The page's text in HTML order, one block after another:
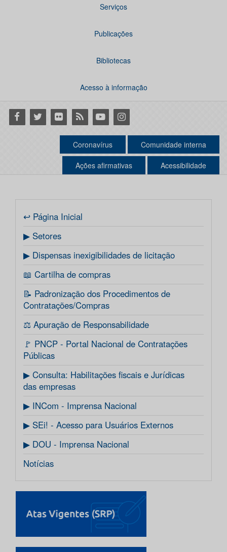
Serviços
Publicações
Bibliotecas
Acesso à informação
Facebook
Twitter Flickr RSS YoutubeInstagram
Coronavírus Comunidade interna
Ações afirmativas Acessibilidade
↩ Página Inicial
▶ Setores
▶ Dispensas inexigibilidades de licitação
📖 Cartilha de compras
📝 Padronização dos Procedimentos de
Contratações/Compras
⚖️ Apuração de Responsabilidade
🚩 PNCP - Portal Nacional de Contratações
Públicas
▶ Consulta: Habilitações fiscais e Jurídicas
das empresas
▶ INCom - Imprensa Nacional
▶ SEi! - Acesso para Usuários Externos
▶ DOU - Imprensa Nacional
Notícias